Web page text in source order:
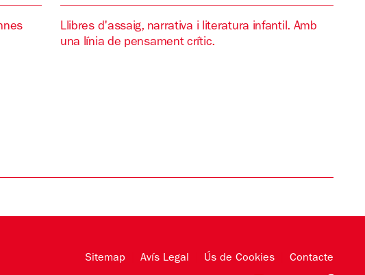
Llibres d'assaig, narrativa i literatura infantil. Amb
una línia de pensament crític.
Sitemap Avís Legal Ús de Cookies Contacte